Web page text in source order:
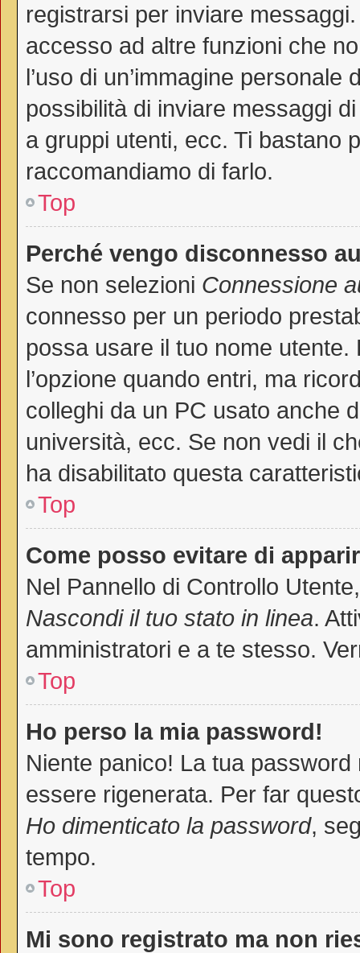
registrarsi per inviare
accesso ad altre funzioni che
l’uso di un’immagine
possibilità di inviare messaggi
a gruppi utenti, ecc. Ti bastano
raccomandiamo di farlo.
Top
Perché vengo disconnesso
Se non selezioni Connessione
connesso per un periodo
possa usare il tuo nome
l’opzione quando entri, ma
colleghi da un PC usato anche
università, ecc. Se non vedi il
ha disabilitato questa
Top
Come posso evitare di
Nel Pannello di Controllo
Nascondi il tuo stato in linea.
amministratori e a te stesso.
Top
Ho perso la mia password!
Niente panico! La tua
essere rigenerata. Per far
Ho dimenticato la password,
tempo.
Top
Mi sono registrato ma non